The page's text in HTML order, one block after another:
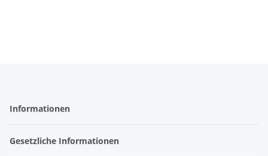
Informationen
Gesetzliche Informationen